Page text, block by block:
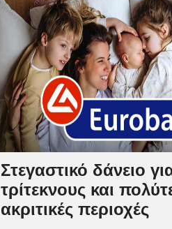
Στεγαστικό δάνειο
τρίτεκνους και
ακριτικές περιοχές